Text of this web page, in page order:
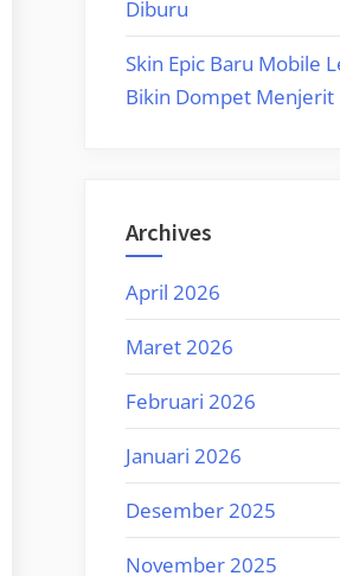
Diburu
Skin Epic Baru Mobile
Bikin Dompet Menjerit
Archives
April 2026
Maret 2026
Februari 2026
Januari 2026
Desember 2025
November 2025